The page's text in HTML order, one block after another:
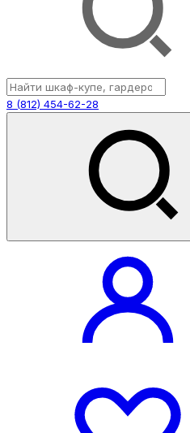
8 (812) 454-62-28